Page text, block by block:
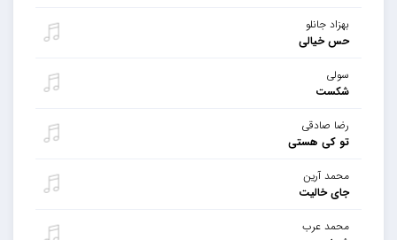
بهزاد جانلو
حس خیالی
سولی
شکست
رضا صادقی
تو کی هستی
محمد آرین
جای خالیت
محمد عرب